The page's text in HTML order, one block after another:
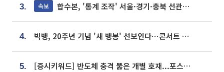
3. 속보 합수본, '통계 조작' 서울·경기·충북 선관위 등 추가 압수수색
4. 빅뱅, 20주년 기념 '새 뱅봉' 선보인다⋯콘서트 앞두고 팝업 개최
5. [증시키워드] 반도체 충격 뚫은 개별 호재...포스코퓨처엠·에코프로·한화솔루션 '눈길'